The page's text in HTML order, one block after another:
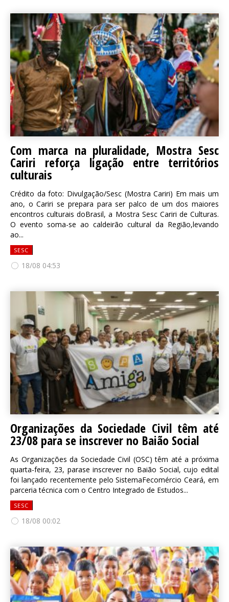
Com marca na pluralidade, Mostra Sesc
Cariri reforça ligação entre territórios
culturais
Crédito da foto: Divulgação/Sesc (Mostra Cariri) Em mais um
ano, o Cariri se prepara para ser palco de um dos maiores
encontros culturais doBrasil, a Mostra Sesc Cariri de Culturas.
O evento soma-se ao caldeirão cultural da Região,levando
ao...
SESC
18/08 04:53
Organizações da Sociedade Civil têm até
23/08 para se inscrever no Baião Social
As Organizações da Sociedade Civil (OSC) têm até a próxima
quarta-feira, 23, parase inscrever no Baião Social, cujo edital
foi lançado recentemente pelo SistemaFecomércio Ceará, em
parceria técnica com o Centro Integrado de Estudos...
SESC
18/08 00:02